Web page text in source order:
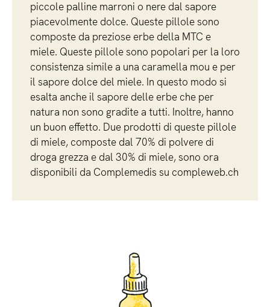
piccole palline marroni o nere dal sapore
piacevolmente dolce. Queste pillole sono
composte da preziose erbe della MTC e
miele. Queste pillole sono popolari per la loro
consistenza simile a una caramella mou e per
il sapore dolce del miele. In questo modo si
esalta anche il sapore delle erbe che per
natura non sono gradite a tutti. Inoltre, hanno
un buon effetto. Due prodotti di queste pillole
di miele, composte dal 70% di polvere di
droga grezza e dal 30% di miele, sono ora
disponibili da Complemedis su compleweb.ch